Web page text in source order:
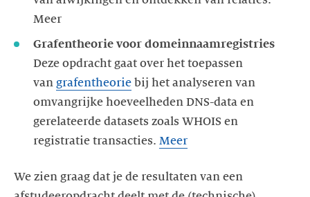
Meer
Grafentheorie voor domeinnaamregistries
Deze opdracht gaat over het toepassen
van grafentheorie bij het analyseren van
omvangrijke hoeveelheden DNS-data en
gerelateerde datasets zoals WHOIS en
registratie transacties. Meer
We zien graag dat je de resultaten van een